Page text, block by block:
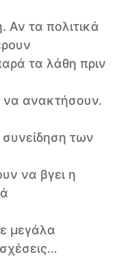
Αν τα πολιτικά
τα λάθη πριν
να ανακτήσουν.
συνείδηση των
να βγει η
μεγάλα